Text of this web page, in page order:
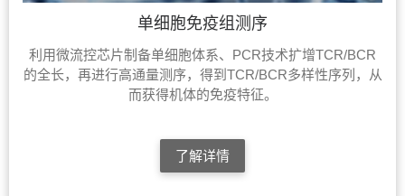
单细胞免疫组测序
利用微流控芯片制备单细胞体系、PCR技术扩增TCR/BCR
的全长，再进行高通量测序，得到TCR/BCR多样性序列，从
而获得机体的免疫特征。
了解详情